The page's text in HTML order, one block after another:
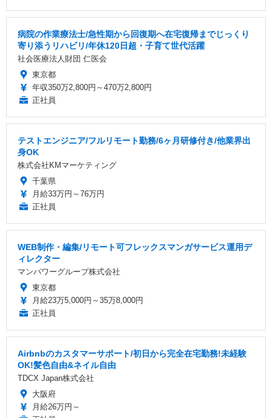
病院の作業療法士/急性期から回復期へ在宅復帰までじっくり
寄り添うリハビリ/年休120日超・子育て世代活躍
社会医療法人財団 仁医会
東京都
年収350万2,800円～470万2,800円
正社員
テストエンジニア/フルリモート勤務/6ヶ月研修付き/他業界出
身OK
株式会社KMマーケティング
千葉県
月給33万円～76万円
正社員
WEB制作・編集/リモート可フレックスマンガサービス運用デ
ィレクター
マンパワーグループ株式会社
東京都
月給23万5,000円～35万8,000円
正社員
Airbnbのカスタマーサポート/初日から完全在宅勤務!未経験
OK!髪色自由&ネイル自由
TDCX Japan株式会社
大阪府
月給26万円～